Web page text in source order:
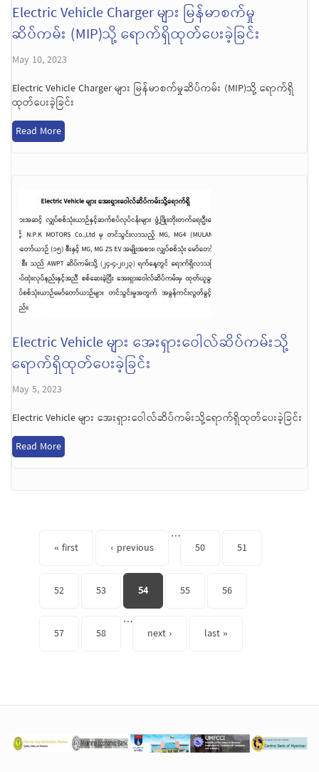
Electric Vehicle Charger များ မြန်မာစက်မှု
ဆိပ်ကမ်း (MIP)သို့ ရောက်ရှိထုတ်ပေးခဲ့ခြင်း
May 10, 2023
Electric Vehicle Charger များ မြန်မာစက်မှုဆိပ်ကမ်း (MIP)သို့ ရောက်ရှိ
ထုတ်ပေးခဲ့ခြင်း
Read More
Electric Vehicle များ အေးရှားဝေါလ်ဆိပ်ကမ်းသို့
ရောက်ရှိထုတ်ပေးခဲ့ခြင်း
May 5, 2023
Electric Vehicle များ အေးရှားဝေါလ်ဆိပ်ကမ်းသို့ရောက်ရှိထုတ်ပေးခဲ့ခြင်း
Read More
« first ‹ previous
…
50
51
52 53 54 55 56
57 58
…
next ›
last »